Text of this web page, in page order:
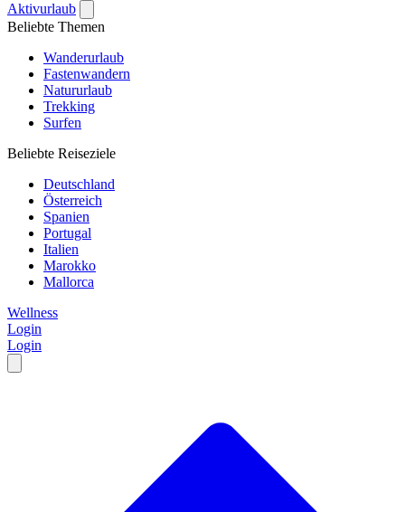
Aktivurlaub
Beliebte Themen
Wanderurlaub
Fastenwandern
Natururlaub
Trekking
Surfen
Beliebte Reiseziele
Deutschland
Österreich
Spanien
Portugal
Italien
Marokko
Mallorca
Wellness
Login
Login